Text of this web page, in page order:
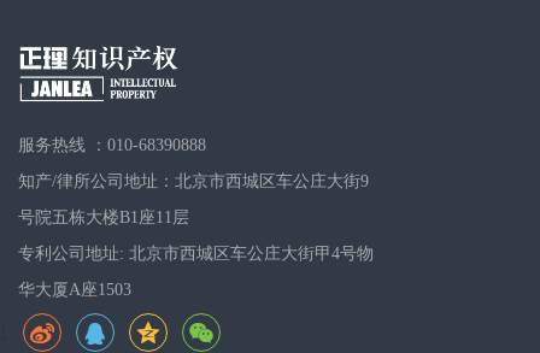
服务热线 ：010-68390888
知产/律所公司地址：北京市西城区车公庄大街9
号院五栋大楼B1座11层
专利公司地址: 北京市西城区车公庄大街甲4号物
华大厦A座1503